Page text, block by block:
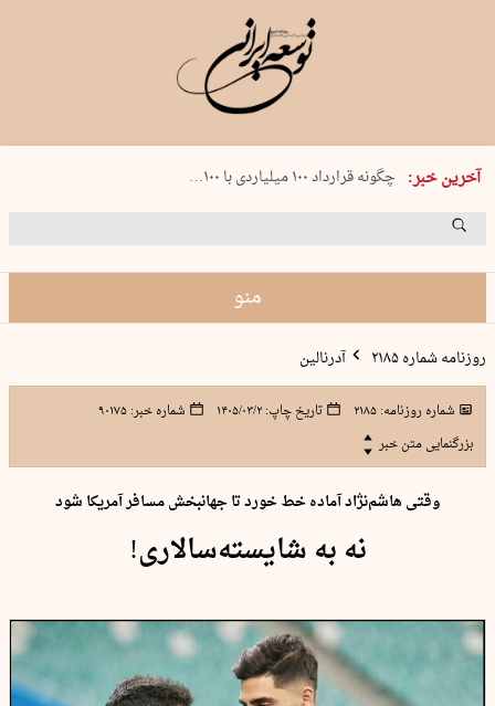
آخرین خبر:
شنبه 17 مرداد 1405 شماره 2244
چگونه قرارداد ۱۰۰ میلیاردی با ۱۰۰…
پنجره‌ای که باز نشد
منو
روزنامه شماره ۲۱۸۵ آدرنالین
شماره روزنامه:۲۱۸۵ تاریخ چاپ:۱۴۰۵/۰۳/۲ شماره خبر:۹۰۱۷۵
بزرگنمایی متن خبر
وقتی هاشم‌نژاد آماده خط خورد تا جهانبخش مسافر آمریکا شود
نه به شایسته‌‌سالاری!